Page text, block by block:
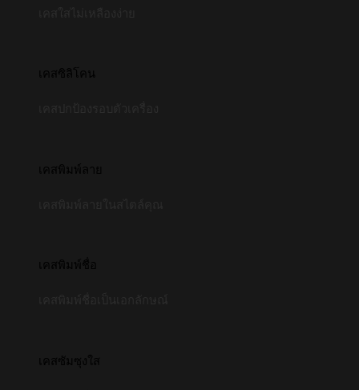
เคสซิลิโคน
เคสพิมพ์ลาย
เคสพิมพ์ชื่อ
เคสซัมซุงใส